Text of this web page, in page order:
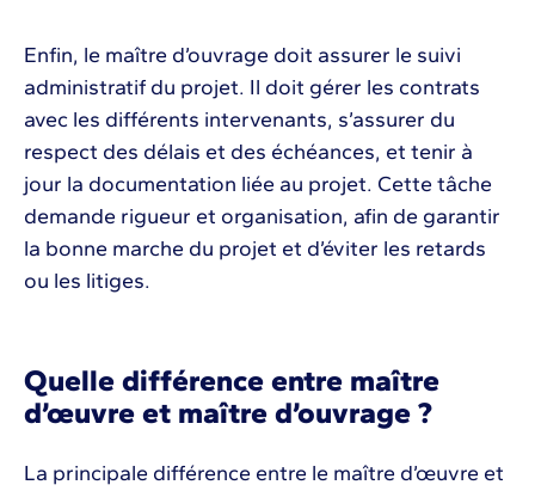
Enfin, le maître d’ouvrage doit assurer le suivi
administratif du projet. Il doit gérer les contrats
avec les différents intervenants, s’assurer du
respect des délais et des échéances, et tenir à
jour la documentation liée au projet. Cette tâche
demande rigueur et organisation, afin de garantir
la bonne marche du projet et d’éviter les retards
ou les litiges.
Quelle différence entre maître
d’œuvre et maître d’ouvrage ?
La principale différence entre le maître d’œuvre et